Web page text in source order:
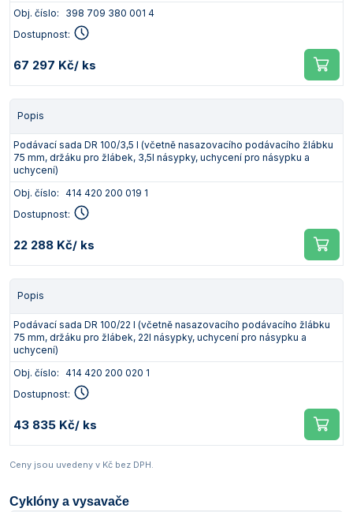
Obj. číslo:
398 709 380 001 4
Dostupnost:
67 297 Kč/ ks
Popis
Podávací sada DR 100/3,5 l (včetně nasazovacího podávacího žlábku
75 mm, držáku pro žlábek, 3,5l násypky, uchycení pro násypku a
uchycení)
Obj. číslo: 414 420 200 019 1
Dostupnost:
22 288 Kč/ ks
Popis
Podávací sada DR 100/22 l (včetně nasazovacího podávacího žlábku
75 mm, držáku pro žlábek, 22l násypky, uchycení pro násypku a
uchycení)
Obj. číslo: 414 420 200 020 1
Dostupnost:
43 835 Kč/ ks
Ceny jsou uvedeny v Kč bez DPH.
Cyklóny a vysavače